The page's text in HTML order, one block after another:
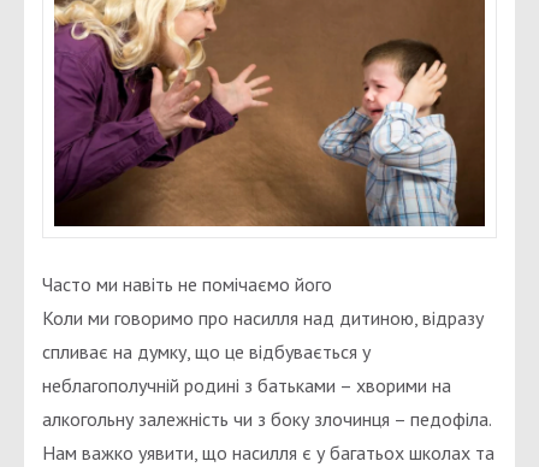
Часто ми навіть не помічаємо його
Коли ми говоримо про насилля над дитиною, відразу
спливає на думку, що це відбувається у
неблагополучній родині з батьками – хворими на
алкогольну залежність чи з боку злочинця – педофіла.
Нам важко уявити, що насилля є у багатьох школах та